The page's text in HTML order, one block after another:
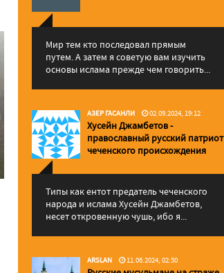
Мир тем кто последовал прямым
путем. А затем я советую вам изучить
основы ислама прежде чем говорить...
АЗЕР ГАСАНЛИ 02.09.2024, 19:12
Хусейн Джамбетов -
православный русский патриот
чеченского происхождения
Типы как ентот предатель чеченского
народа и ислама Хусейн Джамбетов,
несет откровенную чушь, ибо я...
ARSLAN 11.06.2024, 02:50